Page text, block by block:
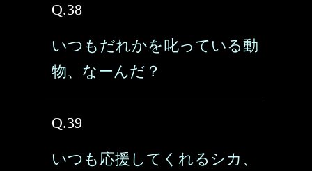
Q.38
いつもだれかを叱っている動
物、なーんだ？
Q.39
いつも応援してくれるシカ、